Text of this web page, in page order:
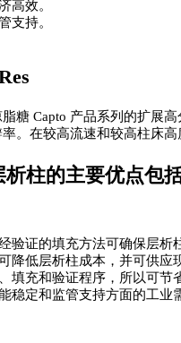
高效。
支持。
糖 Capto 产品系列的扩展
。在较高流速和较高柱床
析柱的主要优点包
验证的填充方法可确保层析
降低层析柱成本，并可供应
填充和验证程序，所以可节
稳定和监管支持方面的工业